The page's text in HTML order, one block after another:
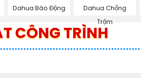
Dahua Báo Động
Dahua Chống
Trộm
CÔNG TRÌNH